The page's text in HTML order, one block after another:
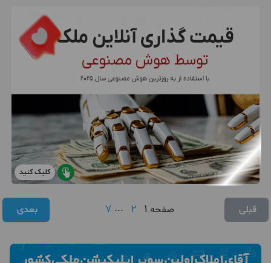
کلیک کنید
قبلی صفحه 1
2
...
7 بعدی